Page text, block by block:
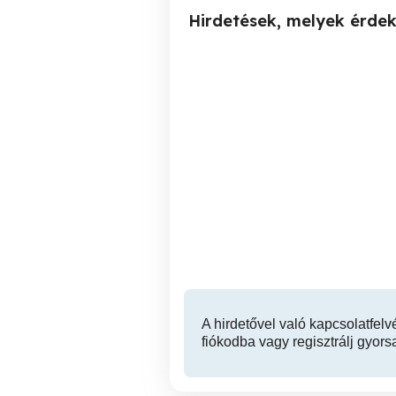
Hirdetések, melyek
A hirdetővel való
fiókodba vagy regisztrálj